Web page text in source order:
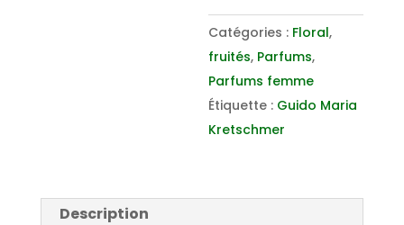
Maria
Kretschmer
for
women
Catégories : Floral,
fruités, Parfums,
Parfums femme
Étiquette : Guido Maria
Kretschmer
Description